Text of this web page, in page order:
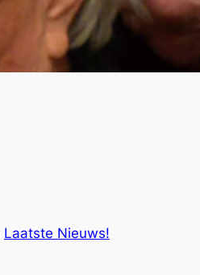
Laatste Nieuws!